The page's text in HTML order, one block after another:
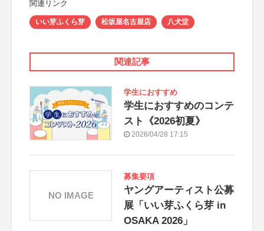
関連リンク
いい芽ふくら芽 松坂屋名古屋店 八犬堂
関連記事
学生におすすめ
学生におすすめのコンテ
スト《2026初夏》
2026/04/28 17:15
募集要項
ヤングアーティスト公募
展「いい芽ふくら芽 in
OSAKA 2026」
NO IMAGE